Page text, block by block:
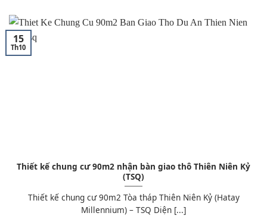
Thiết kế chung cư 90m2 nhận bàn giao thô Thiên Niên Kỷ
(TSQ)
Thiết kế chung cư 90m2 Tòa tháp Thiên Niên Kỷ (Hatay
Millennium) – TSQ Diện [...]
15
Th10